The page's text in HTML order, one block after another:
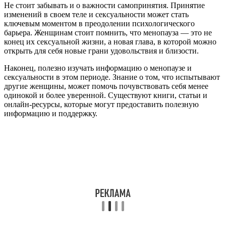
Не стоит забывать и о важности самопринятия. Принятие
изменений в своем теле и сексуальности может стать
ключевым моментом в преодолении психологического
барьера. Женщинам стоит помнить, что менопауза — это не
конец их сексуальной жизни, а новая глава, в которой можно
открыть для себя новые грани удовольствия и близости.
Наконец, полезно изучать информацию о менопаузе и
сексуальности в этом периоде. Знание о том, что испытывают
другие женщины, может помочь почувствовать себя менее
одинокой и более уверенной. Существуют книги, статьи и
онлайн-ресурсы, которые могут предоставить полезную
информацию и поддержку.